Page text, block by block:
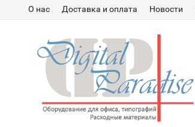
О нас Доставка и оплата Новости